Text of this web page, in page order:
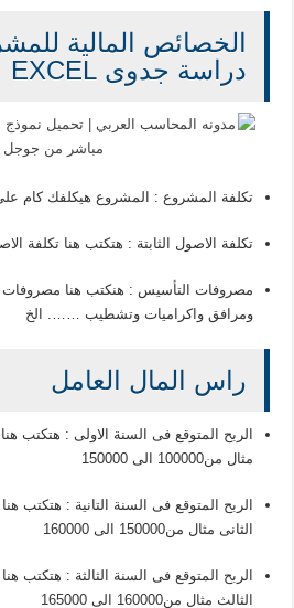
الخصائص المالية
دراسة جدوى EXCEL
تكلفة المشروع : المشروع هيكلفك كام
تكلفة الاصول الثابتة : هتكتب هنا تكلفة
مصروفات التأسيس : هنكتب هنا
ومرافق واكراميات وتشطيب ……. الخ
راس المال العامل
الربح المتوقع فى السنة الاولى : هتكتب
مثال من100000 الى 150000
الربح المتوقع فى السنة التانية : هتكتب
الثانى مثال من150000 الى 160000
الربح المتوقع فى السنة الثالثة : هتكتب
الثالث مثال من160000 الى 165000